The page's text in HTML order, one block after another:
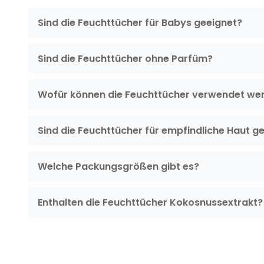
Sind die Feuchttücher für Babys geeignet?
Sind die Feuchttücher ohne Parfüm?
Wofür können die Feuchttücher verwendet
Sind die Feuchttücher für empfindliche Haut
Welche Packungsgrößen gibt es?
Enthalten die Feuchttücher Kokosnussextrakt?